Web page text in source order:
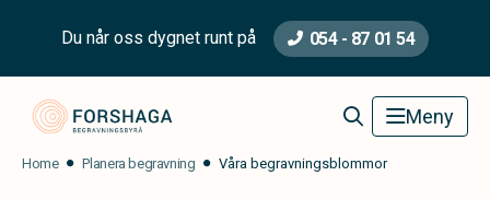
Du når oss dygnet runt på 054 - 87 01 54
Forshaga Begravningsbyrå Meny
Home Planera begravning Våra begravningsblommor